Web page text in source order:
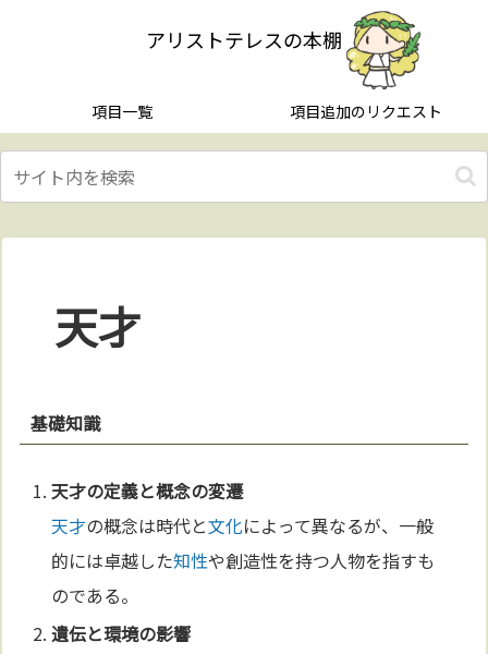
アリストテレスの本棚
項目一覧 項目追加のリクエスト
天才
基礎知識
天才の定義と概念の変遷
天才の概念は時代と文化によって異なるが、一般
的には卓越した知性や創造性を持つ人物を指すも
のである。
遺伝と環境の影響